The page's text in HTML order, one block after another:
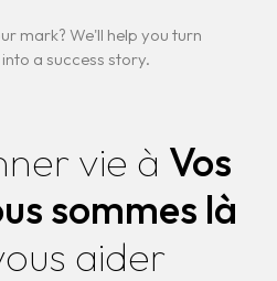
mark? We'll help you turn
a success story.
vie à Vos
sommes là
aider